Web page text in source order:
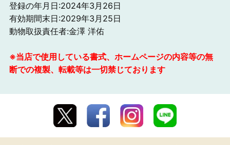
登録の年月日:2024年3月26日
有効期間末日:2029年3月25日
動物取扱責任者:金澤 洋佑
※当店で使用している書式、ホームページの内容等の無
断での複製、転載等は一切禁じております